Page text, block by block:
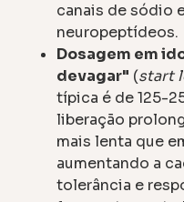
canais de sódio
neuropeptídeos.
Dosagem em
devagar" (start
típica é de 125-
liberação
mais lenta que
aumentando a
tolerância e